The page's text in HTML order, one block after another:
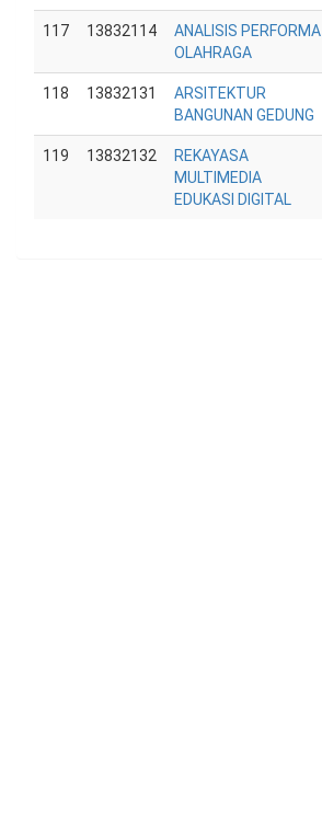
117 13832114
ANALISIS PERFORMA
OLAHRAGA
118 13832131
ARSITEKTUR
BANGUNAN GEDUNG
119 13832132
REKAYASA
MULTIMEDIA
EDUKASI DIGITAL